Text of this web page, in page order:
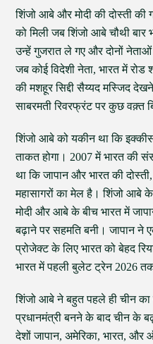
शिंजो आबे और मोदी की दोस्ती की
को मिली जब शिंजो आबे चौथी बार
उन्हें गुजरात ले गए और दोनों
जब कोई विदेशी नेता, भारत में रोड
की मशहूर सिद्दी सैय्यद मस्जिद
साबरमती रिवरफ्रंट पर कुछ वक़्त
शिंजो आबे को यकीन था कि
ताकत होगा। 2007 में भारत की
था कि जापान और भारत की
महासागरों का मेल है। शिंजो आबे
मोदी और आबे के बीच भारत में
बढ़ाने पर सहमति बनी। जापान
प्रोजेक्ट के लिए भारत को बेहद
भारत में पहली बुलेट ट्रेन 2026
शिंजो आबे ने बहुत पहले ही चीन का
प्रधानमंत्री बनने के बाद चीन के
देशों जापान, अमेरिका, भारत, और